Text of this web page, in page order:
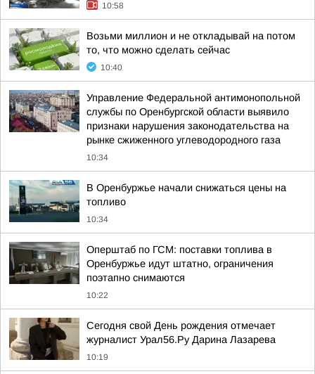
10:58
Возьми миллион и не откладывай на потом
то, что можно сделать сейчас
10:40
Управление Федеральной антимонопольной
службы по Оренбургской области выявило
признаки нарушения законодательства на
рынке сжиженного углеводородного газа
10:34
В Оренбуржье начали снижаться цены на
топливо
10:34
Оперштаб по ГСМ: поставки топлива в
Оренбуржье идут штатно, ограничения
поэтапно снимаются
10:22
Сегодня свой День рождения отмечает
журналист Урал56.Ру Дарина Лазарева
10:19